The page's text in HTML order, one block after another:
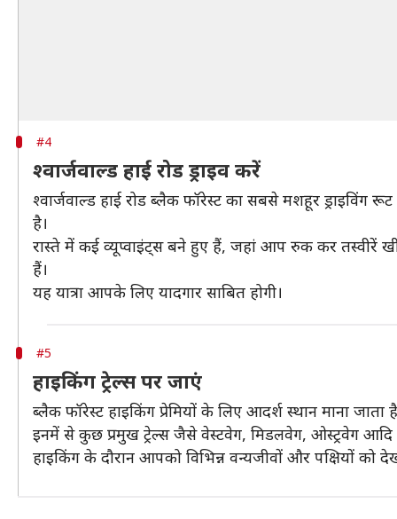
#4
श्वार्जवाल्ड हाई रोड ड्राइव करें
श्वार्जवाल्ड हाई रोड ब्लैक फॉरेस्ट का सबसे मशहूर
है।
रास्ते में कई व्यूप्वाइंट्स बने हुए हैं, जहां आप रुक कर तस्वीरें
हैं।
यह यात्रा आपके लिए यादगार साबित होगी।
#5
हाइकिंग ट्रेल्स पर जाएं
ब्लैक फॉरेस्ट हाइकिंग प्रेमियों के लिए आदर्श स्थान माना
इनमें से कुछ प्रमुख ट्रेल्स जैसे वेस्टवेग, मिडलवेग, ओस्ट्रवेग
हाइकिंग के दौरान आपको विभिन्न वन्यजीवों और पक्षियों को